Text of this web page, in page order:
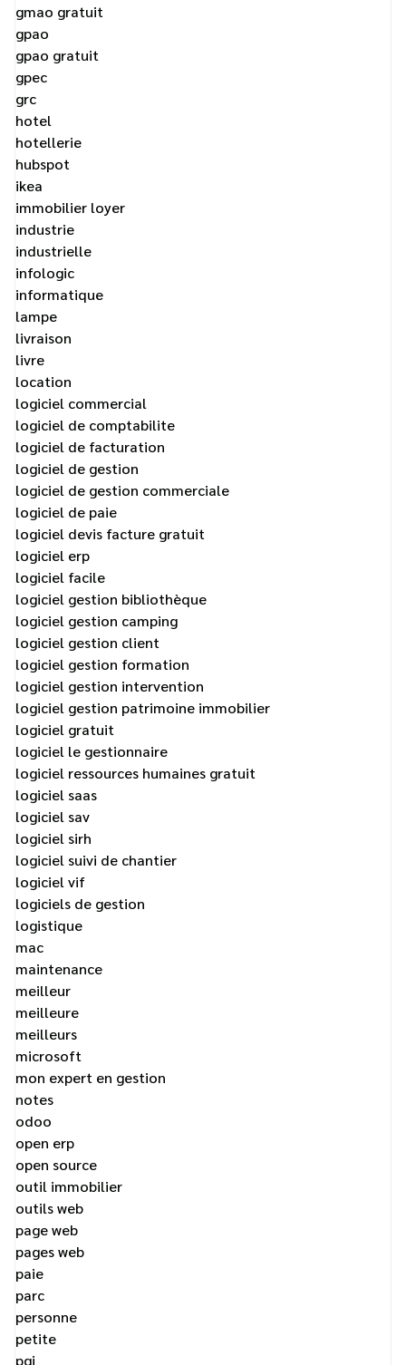
gmao gratuit
gpao
gpao gratuit
gpec
grc
hotel
hotellerie
hubspot
ikea
immobilier loyer
industrie
industrielle
infologic
informatique
lampe
livraison
livre
location
logiciel commercial
logiciel de comptabilite
logiciel de facturation
logiciel de gestion
logiciel de gestion commerciale
logiciel de paie
logiciel devis facture gratuit
logiciel erp
logiciel facile
logiciel gestion bibliothèque
logiciel gestion camping
logiciel gestion client
logiciel gestion formation
logiciel gestion intervention
logiciel gestion patrimoine immobilier
logiciel gratuit
logiciel le gestionnaire
logiciel ressources humaines gratuit
logiciel saas
logiciel sav
logiciel sirh
logiciel suivi de chantier
logiciel vif
logiciels de gestion
logistique
mac
maintenance
meilleur
meilleure
meilleurs
microsoft
mon expert en gestion
notes
odoo
open erp
open source
outil immobilier
outils web
page web
pages web
paie
parc
personne
petite
pgi